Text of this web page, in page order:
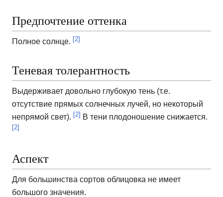
Предпочтение оттенка
Полное солнце. [2]
Теневая толерантность
Выдерживает довольно глубокую тень (т.е.
отсутствие прямых солнечных лучей, но некоторый
непрямой свет). [2] В тени плодоношение снижается.
[2]
Аспект
Для большинства сортов облицовка не имеет
большого значения.